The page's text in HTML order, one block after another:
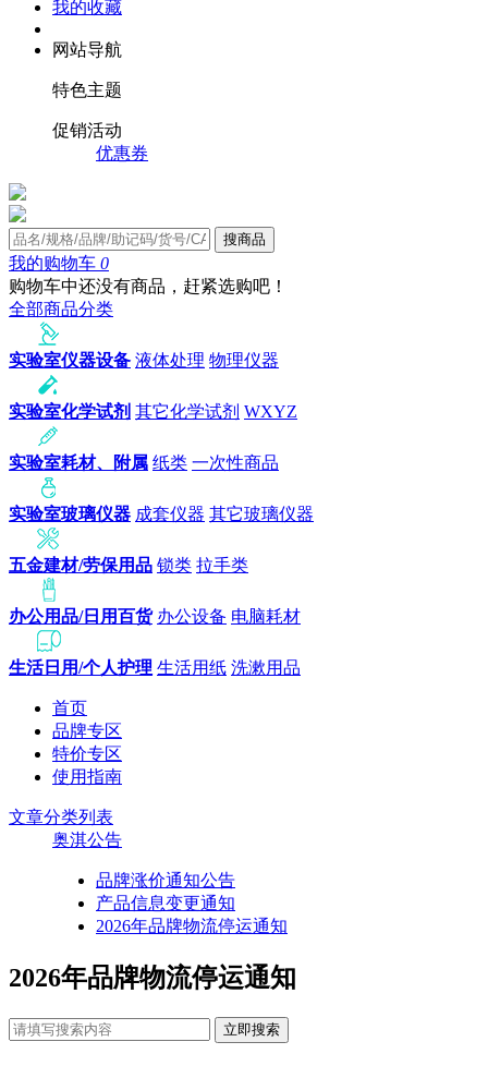
我的收藏
网站导航
特色主题
促销活动
优惠券
搜商品
我的购物车 0
购物车中还没有商品，赶紧选购吧！
全部商品分类
实验室仪器设备 液体处理 物理仪器
实验室化学试剂 其它化学试剂 WXYZ
实验室耗材、附属 纸类 一次性商品
实验室玻璃仪器 成套仪器 其它玻璃仪器
五金建材/劳保用品 锁类 拉手类
办公用品/日用百货 办公设备 电脑耗材
生活日用/个人护理 生活用纸 洗漱用品
首页
品牌专区
特价专区
使用指南
文章分类列表
奥淇公告
品牌涨价通知公告
产品信息变更通知
2026年品牌物流停运通知
2026年品牌物流停运通知